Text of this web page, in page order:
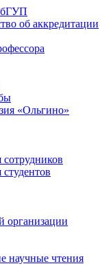
об аккредитации
«Ольгино»
организации
научные чтения